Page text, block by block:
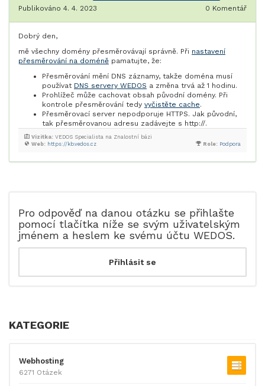
Publikováno 4. 4. 2023
0 Komentář
Dobrý den,
mě všechny domény přesměrovávají správně. Při nastavení
přesměrování na doméně pamatujte, že:
Přesměrování mění DNS záznamy, takže doména musí
používat DNS servery WEDOS a změna trvá až 1 hodinu.
Prohlížeč může cachovat obsah původní domény. Při
kontrole přesměrování tedy vyčistěte cache.
Přesměrovací server nepodporuje HTTPS. Jak původní,
tak přesměrovanou adresu zadávejte s http://.
Role: Podpora
Web: https://kb.vedos.cz
Vizitka: VEDOS Specialista na Znalostní bázi
Pro odpověď na danou otázku se přihlašte
pomocí tlačítka níže se svým uživatelským
jménem a heslem ke svému účtu WEDOS.
KATEGORIE
Webhosting
6271 Otázek